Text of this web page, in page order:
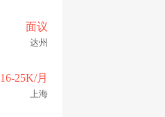
面议
达州
16-25K/月
上海